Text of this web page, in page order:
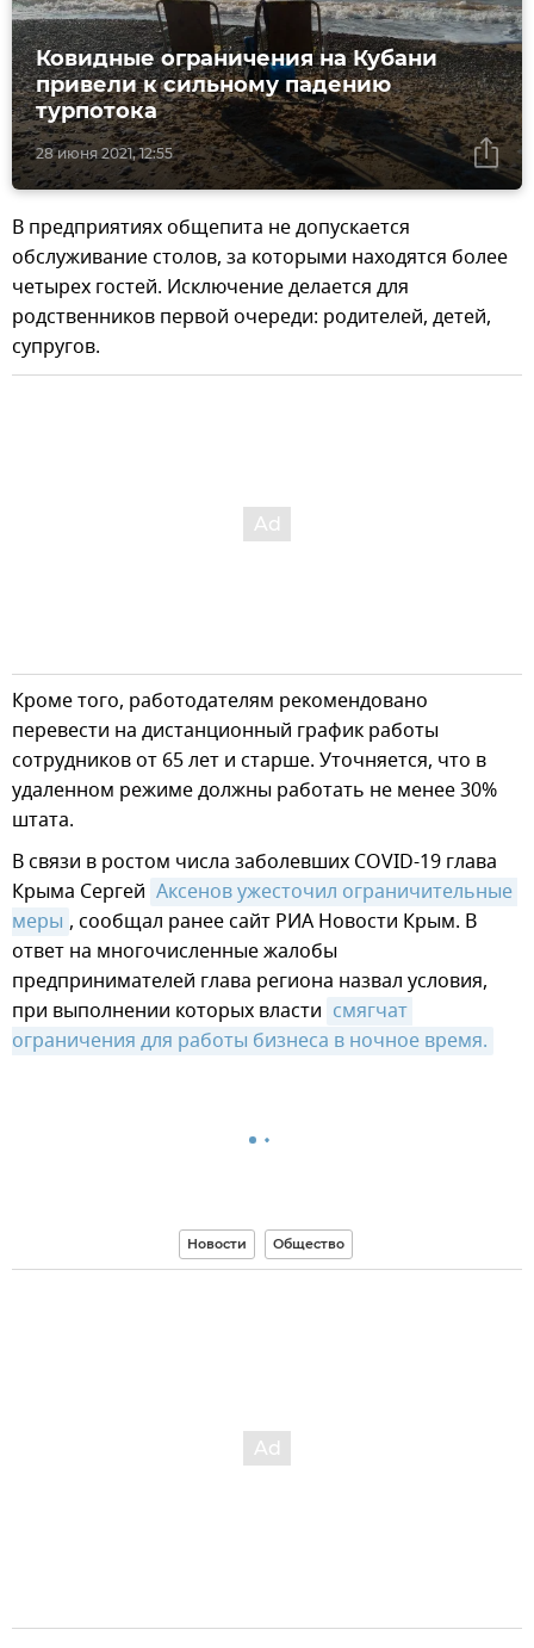
28 июня 2021, 12:55
Ковидные ограничения на Кубани
привели к сильному падению
турпотока
В предприятиях общепита не допускается
обслуживание столов, за которыми находятся более
четырех гостей. Исключение делается для
родственников первой очереди: родителей, детей,
супругов.
Кроме того, работодателям рекомендовано
перевести на дистанционный график работы
сотрудников от 65 лет и старше. Уточняется, что в
удаленном режиме должны работать не менее 30%
штата.
В связи в ростом числа заболевших COVID-19 глава
Крыма Сергей Аксенов ужесточил ограничительные
меры , сообщал ранее сайт РИА Новости Крым. В
ответ на многочисленные жалобы
предпринимателей глава региона назвал условия,
при выполнении которых власти смягчат
ограничения для работы бизнеса в ночное время.
Новости Общество